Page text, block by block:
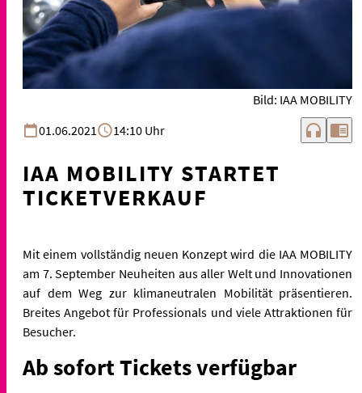
Bild: IAA MOBILITY
01.06.2021
14:10 Uhr headphones chrome_reader_mode
IAA MOBILITY STARTET
TICKETVERKAUF
Mit einem vollständig neuen Konzept wird die IAA MOBILITY
am 7. September Neuheiten aus aller Welt und Innovationen
auf dem Weg zur klimaneutralen Mobilität präsentieren.
Breites Angebot für Professionals und viele Attraktionen für
Besucher.
Ab sofort Tickets verfügbar